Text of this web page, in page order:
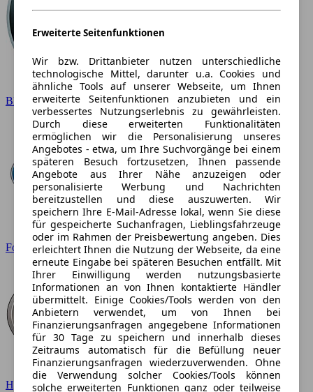
BMW
Ford
Hyundai
Erweiterte Seitenfunktionen
Wir bzw. Drittanbieter nutzen unterschiedliche
technologische Mittel, darunter u.a. Cookies und
ähnliche Tools auf unserer Webseite, um Ihnen
erweiterte Seitenfunktionen anzubieten und ein
verbessertes Nutzungserlebnis zu gewährleisten.
Durch diese erweiterten Funktionalitäten
ermöglichen wir die Personalisierung unseres
Angebotes - etwa, um Ihre Suchvorgänge bei einem
späteren Besuch fortzusetzen, Ihnen passende
Angebote aus Ihrer Nähe anzuzeigen oder
personalisierte Werbung und Nachrichten
bereitzustellen und diese auszuwerten. Wir
speichern Ihre E-Mail-Adresse lokal, wenn Sie diese
für gespeicherte Suchanfragen, Lieblingsfahrzeuge
oder im Rahmen der Preisbewertung angeben. Dies
erleichtert Ihnen die Nutzung der Webseite, da eine
erneute Eingabe bei späteren Besuchen entfällt. Mit
Ihrer Einwilligung werden nutzungsbasierte
Informationen an von Ihnen kontaktierte Händler
übermittelt. Einige Cookies/Tools werden von den
Anbietern verwendet, um von Ihnen bei
Finanzierungsanfragen angegebene Informationen
für 30 Tage zu speichern und innerhalb dieses
Zeitraums automatisch für die Befüllung neuer
Finanzierungsanfragen wiederzuverwenden. Ohne
die Verwendung solcher Cookies/Tools können
solche erweiterten Funktionen ganz oder teilweise